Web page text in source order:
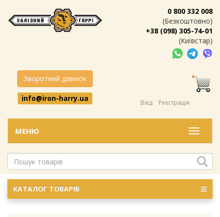
0 800 332 008
(Безкоштовно)
+38 (098) 305-74-01
(Київстар)
Зворотний дзвінок
info@iron-harry.ua
Вхід Реєстрація
Меню
МЕНЮ
КАТАЛОГ ТОВАРІВ